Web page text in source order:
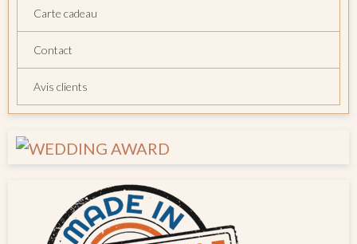
Carte cadeau
Contact
Avis clients